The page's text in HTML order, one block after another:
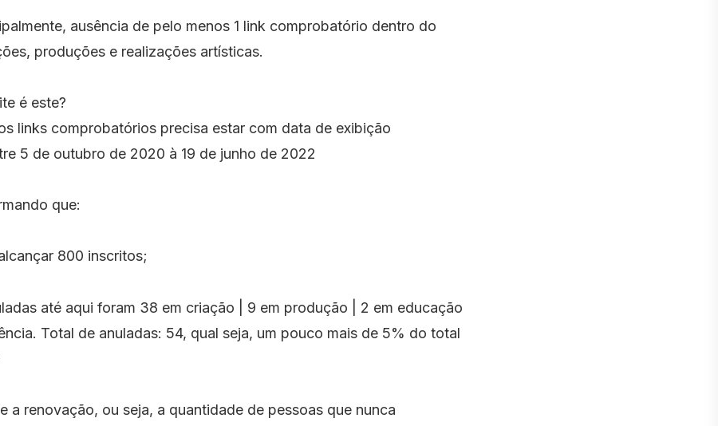
ausência de pelo menos 1 link comprobatório dentro do
produções e realizações artísticas.
é este?
links comprobatórios precisa estar com data de exibição
5 de outubro de 2020 à 19 de junho de 2022
que:
800 inscritos;
até aqui foram 38 em criação | 9 em produção | 2 em educação
Total de anuladas: 54, qual seja, um pouco mais de 5% do total
a renovação, ou seja, a quantidade de pessoas que nunca